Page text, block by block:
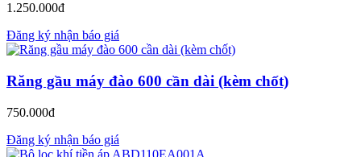
1.250.000đ
Đăng ký nhận báo giá
Răng gầu máy đào 600 cần dài (kèm chốt)
750.000đ
Đăng ký nhận báo giá